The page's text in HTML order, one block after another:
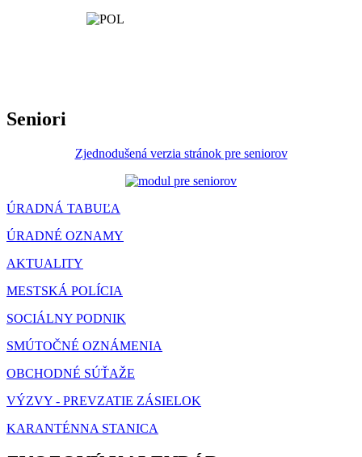
Seniori
Zjednodušená verzia stránok pre seniorov
ÚRADNÁ TABUĽA
ÚRADNÉ OZNAMY
AKTUALITY
MESTSKÁ POLÍCIA
SOCIÁLNY PODNIK
SMÚTOČNÉ OZNÁMENIA
OBCHODNÉ SÚŤAŽE
VÝZVY - PREVZATIE ZÁSIELOK
KARANTÉNNA STANICA